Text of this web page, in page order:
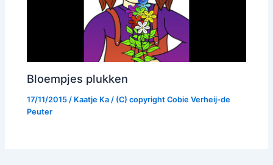
Bloempjes plukken
17/11/2015/ Kaatje Ka / (C) copyrightCobie Verheij-de
Peuter